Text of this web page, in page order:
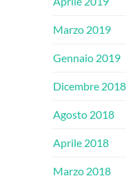
Marzo 2019
Gennaio 2019
Dicembre 2018
Agosto 2018
Aprile 2018
Marzo 2018